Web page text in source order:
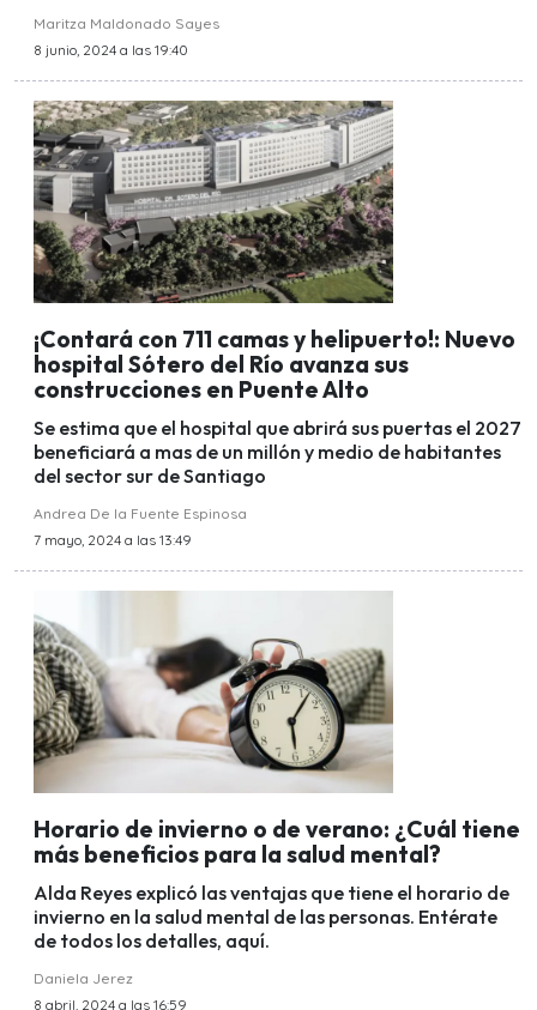
Maritza Maldonado Sayes
8 junio, 2024 a las 19:40
¡Contará con 711 camas y helipuerto!: Nuevo
hospital Sótero del Río avanza sus
construcciones en Puente Alto
Se estima que el hospital que abrirá sus puertas el 2027
beneficiará a mas de un millón y medio de habitantes
del sector sur de Santiago
Andrea De la Fuente Espinosa
7 mayo, 2024 a las 13:49
Horario de invierno o de verano: ¿Cuál tiene
más beneficios para la salud mental?
Alda Reyes explicó las ventajas que tiene el horario de
invierno en la salud mental de las personas. Entérate
de todos los detalles, aquí.
Daniela Jerez
8 abril, 2024 a las 16:59